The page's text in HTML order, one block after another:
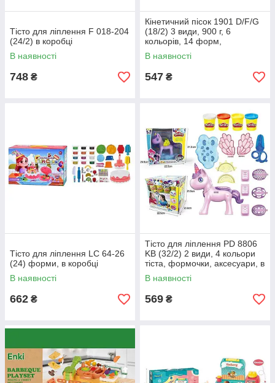
Тісто для ліплення F 018-204
(24/2) в коробці
В наявності
748 ₴
Кінетичний пісок 1901 D/F/G
(18/2) 3 види, 900 г, 6
кольорів, 14 форм,
інструменти, в коробці,
ВИДАЄТЬСЯ ТІЛЬКИ МІКС
В наявності
547 ₴
Тісто для ліплення LC 64-26
(24) форми, в коробці
В наявності
662 ₴
Тісто для ліплення PD 8806
KB (32/2) 2 види, 4 кольори
тіста, формочки, аксесуари, в
коробці
В наявності
569 ₴